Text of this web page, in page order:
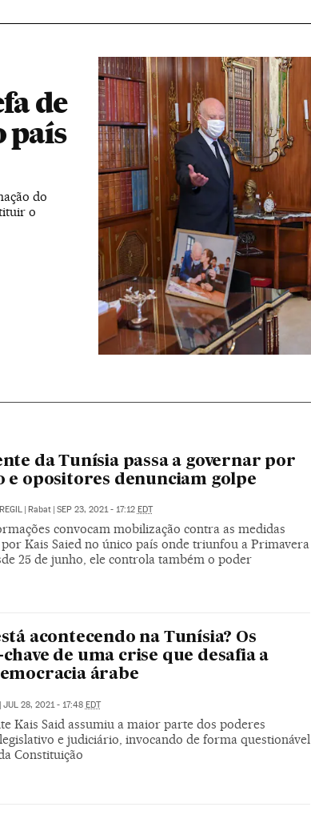
de
país
do
o
da Tunísia passa a governar por
e opositores denunciam golpe
| Rabat | SEP 23, 2021 - 17:12 EDT
convocam mobilização contra as medidas
Kais Saied no único país onde triunfou a Primavera
25 de junho, ele controla também o poder
acontecendo na Tunísia? Os
de uma crise que desafia a
árabe
| JUL 28, 2021 - 17:48 EDT
Kais Said assumiu a maior parte dos poderes
e judiciário, invocando de forma questionável
Constituição